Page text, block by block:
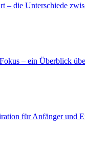
– die Unterschiede
– ein Überblick
für Anfänger und